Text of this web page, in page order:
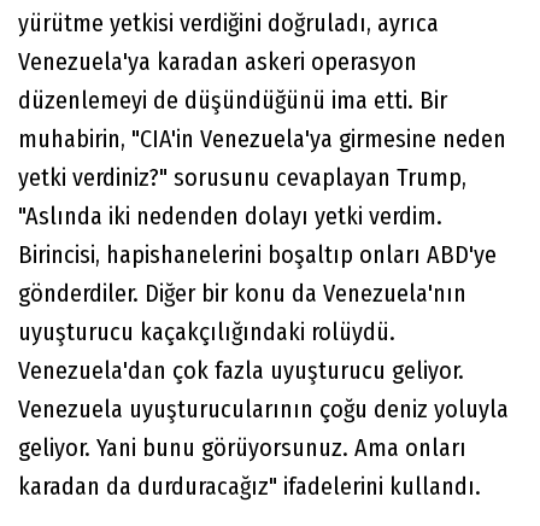
yürütme yetkisi verdiğini doğruladı, ayrıca
Venezuela'ya karadan askeri operasyon
düzenlemeyi de düşündüğünü ima etti. Bir
muhabirin, "CIA'in Venezuela'ya girmesine neden
yetki verdiniz?" sorusunu cevaplayan Trump,
"Aslında iki nedenden dolayı yetki verdim.
Birincisi, hapishanelerini boşaltıp onları ABD'ye
gönderdiler. Diğer bir konu da Venezuela'nın
uyuşturucu kaçakçılığındaki rolüydü.
Venezuela'dan çok fazla uyuşturucu geliyor.
Venezuela uyuşturucularının çoğu deniz yoluyla
geliyor. Yani bunu görüyorsunuz. Ama onları
karadan da durduracağız" ifadelerini kullandı.